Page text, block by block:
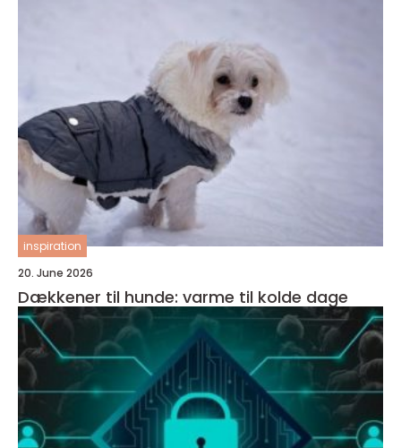
inspiration
20. June 2026
Dækkener til hunde: varme til kolde dage